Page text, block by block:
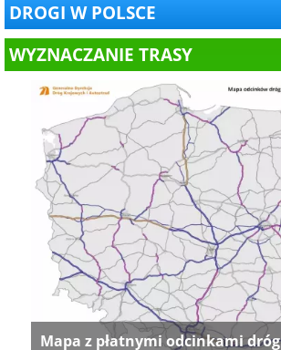
DROGI W POLSCE
WYZNACZANIE TRASY
Mapa z płatnymi odcinkami dróg